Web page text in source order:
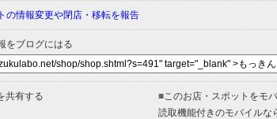
の情報変更や閉店・移転を報告
をブログにはる
共有する ■このお店・スポットをモ
読取機能付きのモバイルな